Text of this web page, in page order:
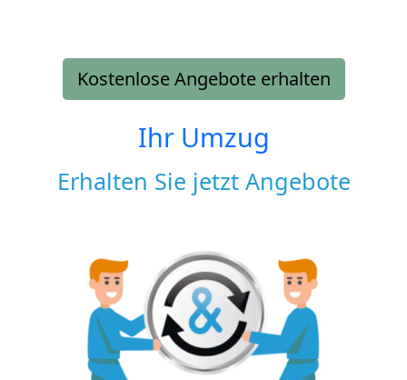
Kostenlose Angebote erhalten
Ihr Umzug
Erhalten Sie jetzt Angebote